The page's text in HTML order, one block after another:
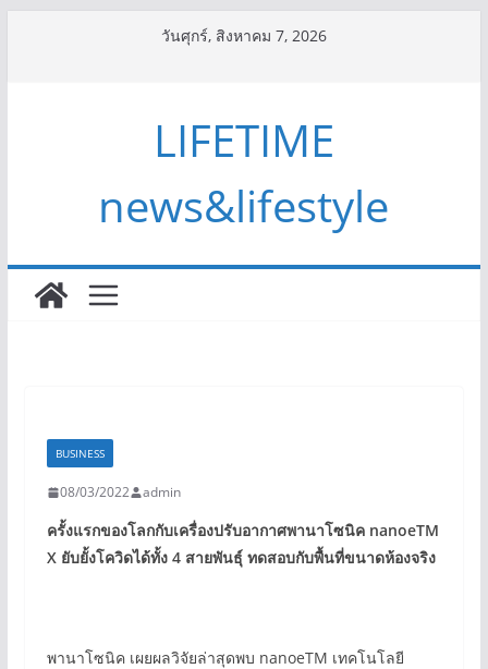
วันศุกร์, สิงหาคม 7, 2026
LIFETIME
news&lifestyle
BUSINESS
08/03/2022 admin
ครั้งแรกของโลกกับเครื่องปรับอากาศพานาโซนิค nanoeTM
Xยับยั้งโควิดได้ทั้ง 4สายพันธุ์ ทดสอบกับพื้นที่ขนาดห้องจริง
พานาโซนิค เผยผลวิจัยล่าสุดพบ nanoeTM เทคโนโลยี